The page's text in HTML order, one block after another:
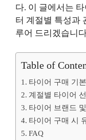
다. 이 글에서는
터 계절별 특성과
루어 드리겠습니
Table of
타이어 구매 기
계절별 타이어
타이어 브랜드
타이어 구매 시
FAQ